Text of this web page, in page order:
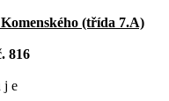
(třída 7.A)
816
j e